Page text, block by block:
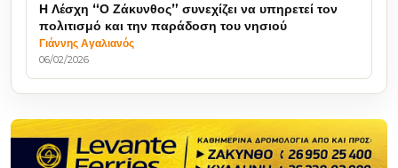
Η Λέσχη “Ο Ζάκυνθος” συνεχίζει να υπηρετεί τον
πολιτισμό και την παράδοση του νησιού
Γιάννης Αγαλιανός
06/02/2026